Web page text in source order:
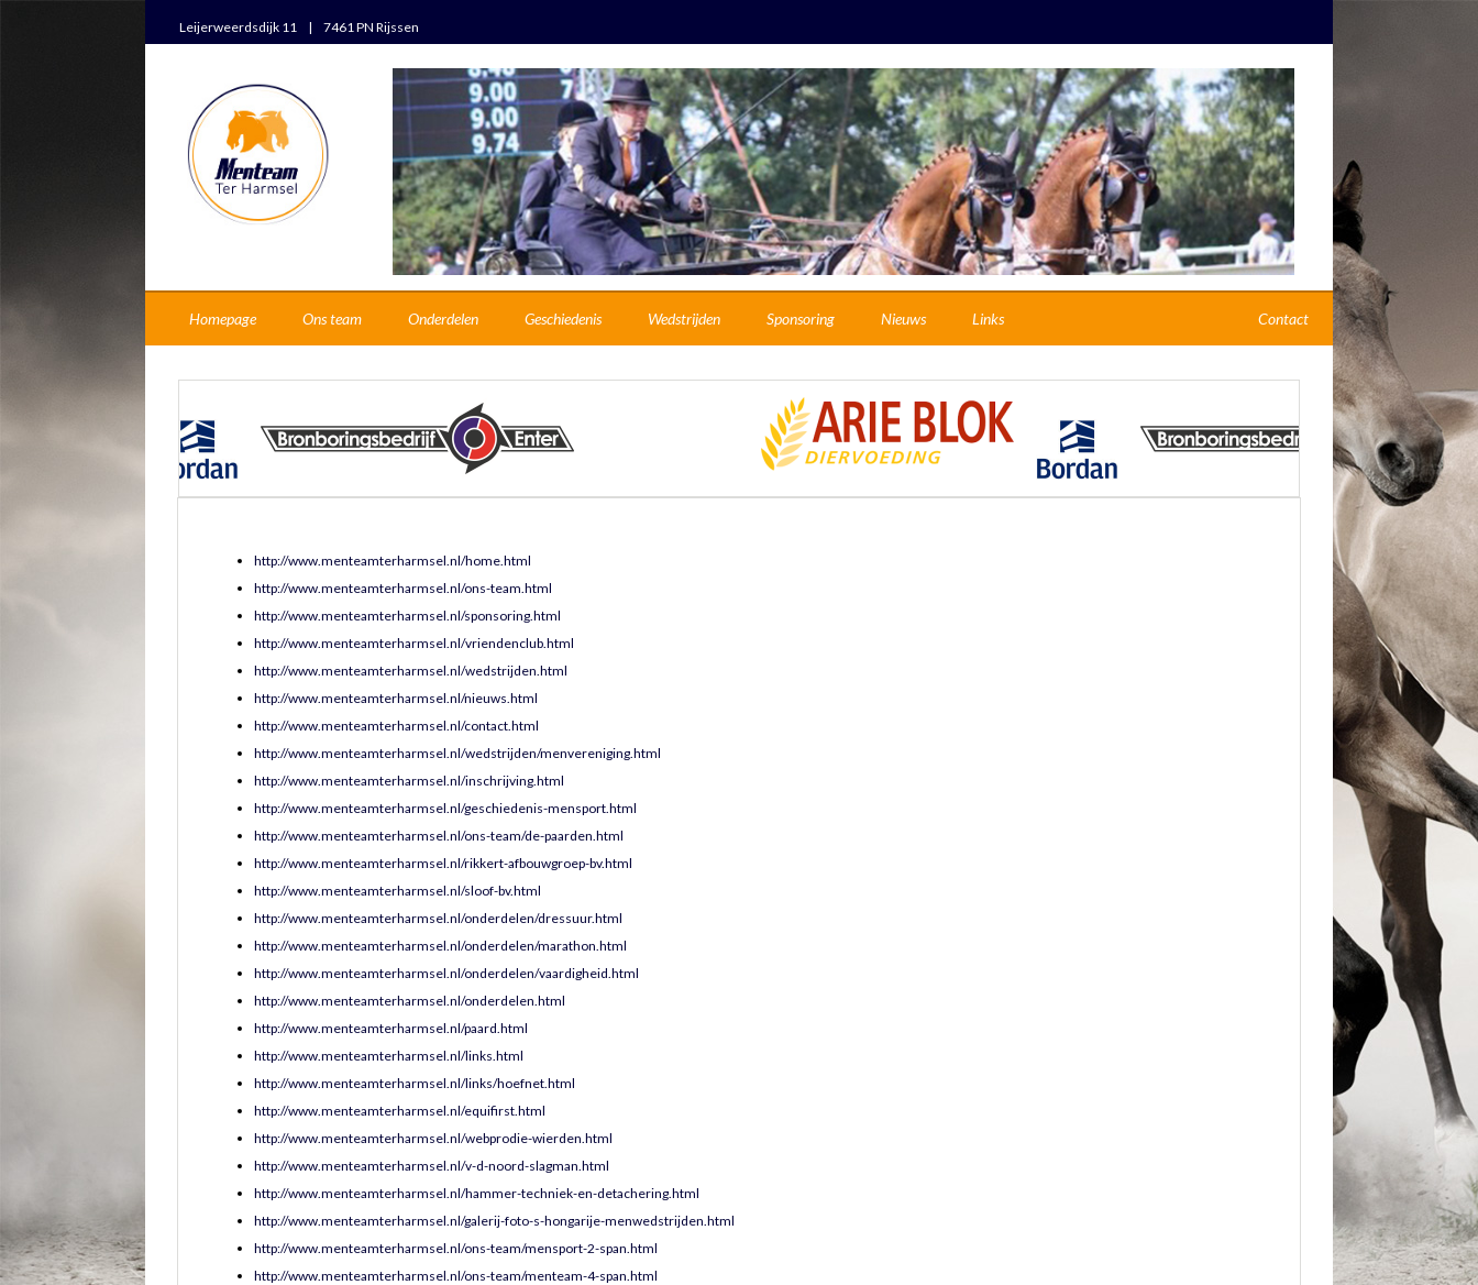
Leijerweerdsdijk 11 | 7461 PN Rijssen
Homepage Ons team Onderdelen Geschiedenis Wedstrijden Sponsoring Nieuws Links Contact
http://www.menteamterharmsel.nl/home.html
http://www.menteamterharmsel.nl/ons-team.html
http://www.menteamterharmsel.nl/sponsoring.html
http://www.menteamterharmsel.nl/vriendenclub.html
http://www.menteamterharmsel.nl/wedstrijden.html
http://www.menteamterharmsel.nl/nieuws.html
http://www.menteamterharmsel.nl/contact.html
http://www.menteamterharmsel.nl/wedstrijden/menvereniging.html
http://www.menteamterharmsel.nl/inschrijving.html
http://www.menteamterharmsel.nl/geschiedenis-mensport.html
http://www.menteamterharmsel.nl/ons-team/de-paarden.html
http://www.menteamterharmsel.nl/rikkert-afbouwgroep-bv.html
http://www.menteamterharmsel.nl/sloof-bv.html
http://www.menteamterharmsel.nl/onderdelen/dressuur.html
http://www.menteamterharmsel.nl/onderdelen/marathon.html
http://www.menteamterharmsel.nl/onderdelen/vaardigheid.html
http://www.menteamterharmsel.nl/onderdelen.html
http://www.menteamterharmsel.nl/paard.html
http://www.menteamterharmsel.nl/links.html
http://www.menteamterharmsel.nl/links/hoefnet.html
http://www.menteamterharmsel.nl/equifirst.html
http://www.menteamterharmsel.nl/webprodie-wierden.html
http://www.menteamterharmsel.nl/v-d-noord-slagman.html
http://www.menteamterharmsel.nl/hammer-techniek-en-detachering.html
http://www.menteamterharmsel.nl/galerij-foto-s-hongarije-menwedstrijden.html
http://www.menteamterharmsel.nl/ons-team/mensport-2-span.html
http://www.menteamterharmsel.nl/ons-team/menteam-4-span.html